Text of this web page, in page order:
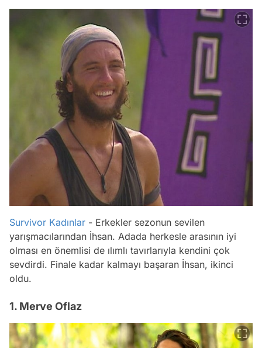
Survivor Kadınlar - Erkekler sezonun sevilen
yarışmacılarından İhsan. Adada herkesle arasının iyi
olması en önemlisi de ılımlı tavırlarıyla kendini çok
sevdirdi. Finale kadar kalmayı başaran İhsan, ikinci
oldu.
1. Merve Oflaz